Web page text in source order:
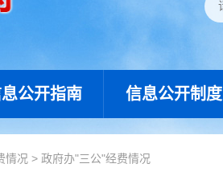
公开指南 信息公开制度
情况 > 政府办"三公"经费情况